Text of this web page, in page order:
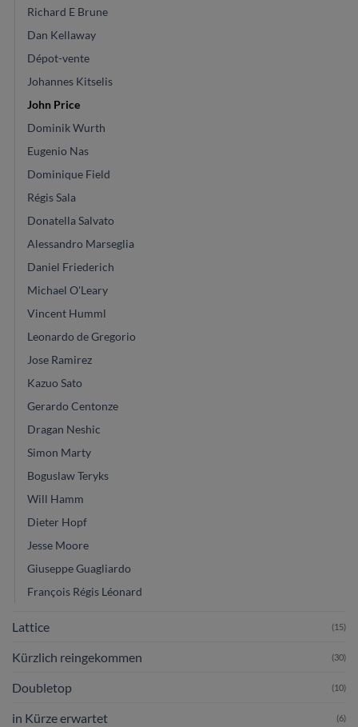
Richard E Brune
Dan Kellaway
Dépot-vente
Johannes Kitselis
John Price
Dominik Wurth
Eugenio Nas
Dominique Field
Régis Sala
Donatella Salvato
Alessandro Marseglia
Daniel Friederich
Michael O'Leary
Vincent Humml
Leonardo de Gregorio
Jose Ramirez
Kazuo Sato
Gerardo Centonze
Dragan Neshic
Simon Marty
Boguslaw Teryks
Will Hamm
Dieter Hopf
Jesse Moore
Giuseppe Guagliardo
François Régis Léonard
Lattice (15)
Kürzlich reingekommen (30)
Doubletop (10)
in Kürze erwartet (6)